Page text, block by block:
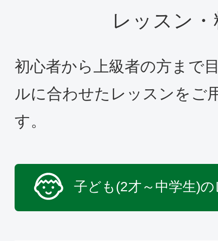
レッスン
初心者から上級者の方まで
ルに合わせたレッスンをご
す。
子ども(2才～中学生)